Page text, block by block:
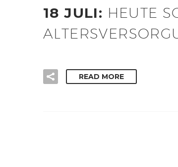
18 JULI: HEUTE
READ MORE